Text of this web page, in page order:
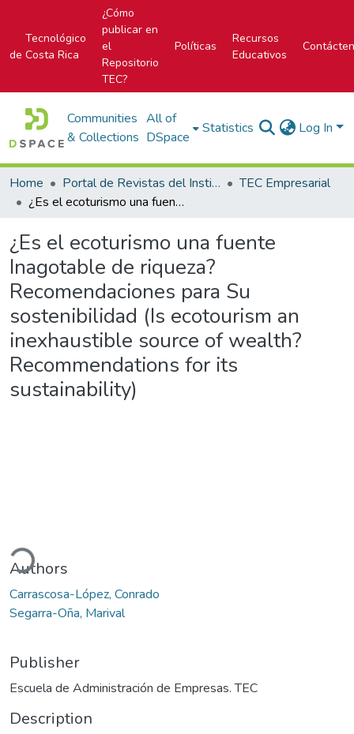
Tecnológico
de Costa Rica
¿Cómo
publicar en
el
Repositorio
TEC?
Políticas
Recursos
Educativos
Communities
& Collections
All of
DSpace
Statistics Log In
Home Portal de Revistas del Instituto Tecnológico de Costa Rica
TEC Empresarial
¿Es el ecoturismo una fuente Inagotable de riqueza? Recomendaciones para Su sostenibilidad (Is ecotourism an inexhaustible source of wealth? Recommendations for its sustainability)
¿Es el ecoturismo una fuente
Inagotable de riqueza?
Recomendaciones para Su
sostenibilidad (Is ecotourism an
inexhaustible source of wealth?
Recommendations for its
sustainability)
Authors
Carrascosa-López, Conrado
Segarra-Oña, Marival
Publisher
Escuela de Administración de Empresas. TEC
Description